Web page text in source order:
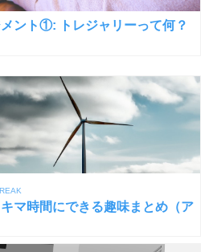
メント①: トレジャリーって何？
マ時間にできる趣味まとめ（ア